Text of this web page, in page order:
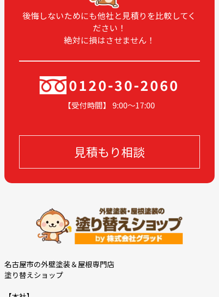
後悔しないためにも他社と見積りを比較してく
ださい！
絶対に損はさせません！
0120-30-2060
【受付時間】 9:00〜17:00
見積もり相談
名古屋市の外壁塗装＆屋根専門店
塗り替えショップ